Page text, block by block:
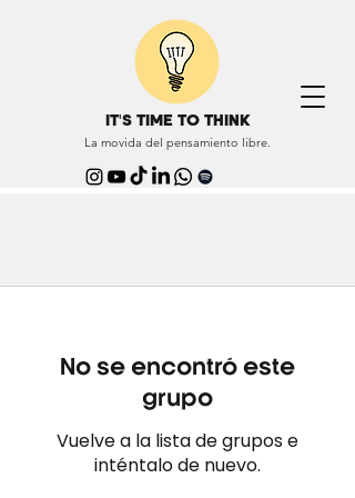
IT'S TIME TO THINK
La movida del pensamiento libre.
No se encontró este
grupo
Vuelve a la lista de grupos e
inténtalo de nuevo.